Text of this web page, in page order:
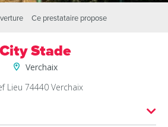
Ce prestataire propose
City Stade
Verchaix
Lieu 74440 Verchaix